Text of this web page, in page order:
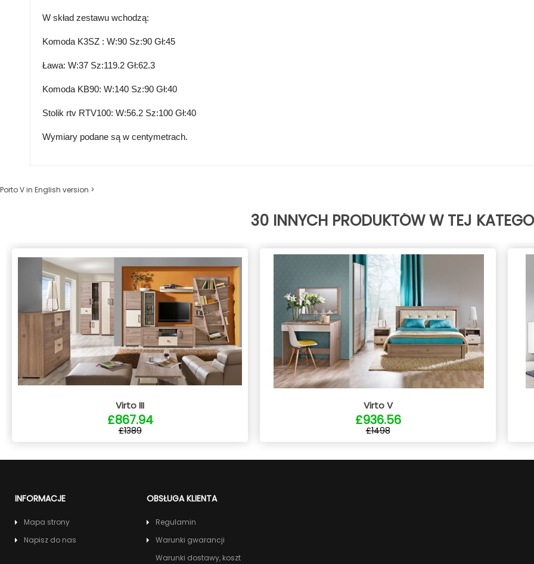
W skład zestawu wchodzą:
Komoda K3SZ : W:90 Sz:90 Gł:45
Ława: W:37 Sz:119.2 Gł:62.3
Komoda KB90: W:140 Sz:90 Gł:40
Stolik rtv RTV100: W:56.2 Sz:100 Gł:40
Wymiary podane są w centymetrach.
Porto V in English version >
30 INNYCH PRODUKTÓW W TEJ
Virto III
£867.94
£1389
Virto V
£936.56
£1498
INFORMACJE
Mapa strony
Napisz do nas
OBSŁUGA KLIENTA
Regulamin
Warunki gwarancji
Warunki dostawy, koszt